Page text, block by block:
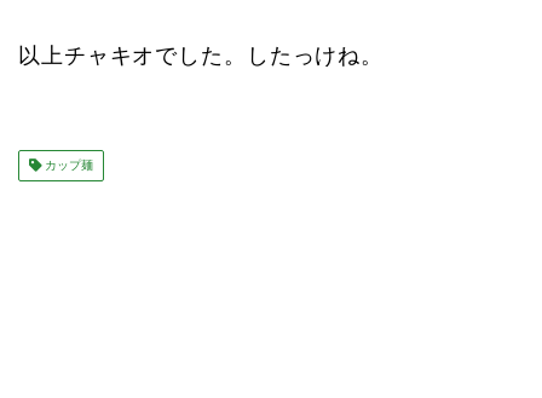
以上チャキオでした。したっけね。
カップ麺